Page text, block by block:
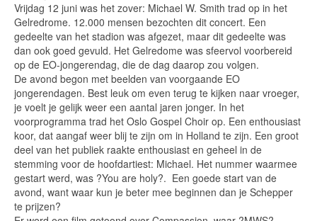
Vrijdag 12 juni was het zover: Michael W. Smith trad op in het
Gelredrome. 12.000 mensen bezochten dit concert. Een
gedeelte van het stadion was afgezet, maar dit gedeelte was
dan ook goed gevuld. Het Gelredome was sfeervol voorbereid
op de EO-jongerendag, die de dag daarop zou volgen.
De avond begon met beelden van voorgaande EO
jongerendagen. Best leuk om even terug te kijken naar vroeger,
je voelt je gelijk weer een aantal jaren jonger. In het
voorprogramma trad het Oslo Gospel Choir op. Een enthousiast
koor, dat aangaf weer blij te zijn om in Holland te zijn. Een groot
deel van het publiek raakte enthousiast en geheel in de
stemming voor de hoofdartiest: Michael. Het nummer waarmee
gestart werd, was ?You are holy?. Een goede start van de
avond, want waar kun je beter mee beginnen dan je Schepper
te prijzen?